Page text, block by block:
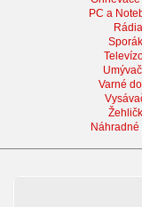
PC a
Rádia
Varné